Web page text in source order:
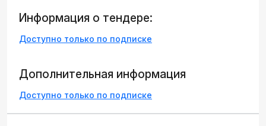
Информация о тендере:
Доступно только по подписке
Дополнительная информация
Доступно только по подписке